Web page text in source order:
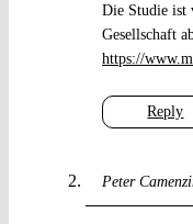
Reply
Die Studie ist
Gesellschaft
https://
Peter